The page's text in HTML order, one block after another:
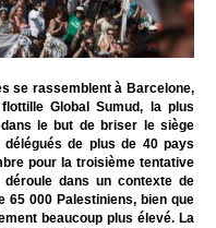
se rassemblent à Barcelone,
Global Sumud, la plus
le but de briser le siège
de plus de 40 pays
pour la troisième tentative
dans un contexte de
65 000 Palestiniens, bien que
beaucoup plus élevé. La